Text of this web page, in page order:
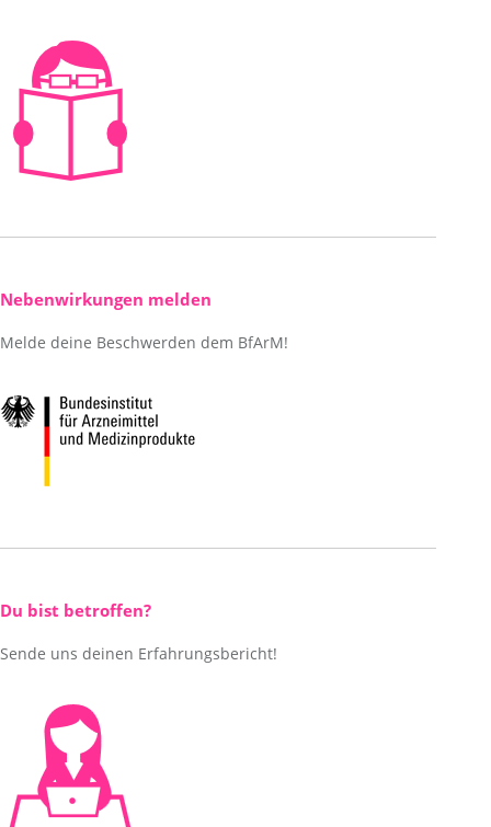
Nebenwirkungen melden
Melde deine Beschwerden dem BfArM!
Du bist betroffen?
Sende uns deinen Erfahrungsbericht!